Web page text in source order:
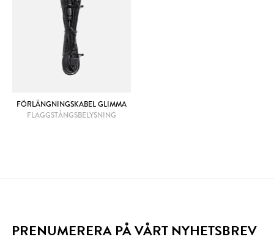
FÖRLÄNGNINGSKABEL GLIMMA
FLAGGSTÅNGSBELYSNING
PRENUMERERA PÅ VÅRT NYHETSBREV